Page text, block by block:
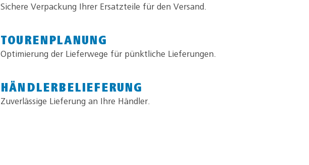
Sichere Verpackung Ihrer Ersatzteile für den Versand.
TOURENPLANUNG
Optimierung der Lieferwege für pünktliche Lieferungen.
HÄNDLERBELIEFERUNG
Zuverlässige Lieferung an Ihre Händler.